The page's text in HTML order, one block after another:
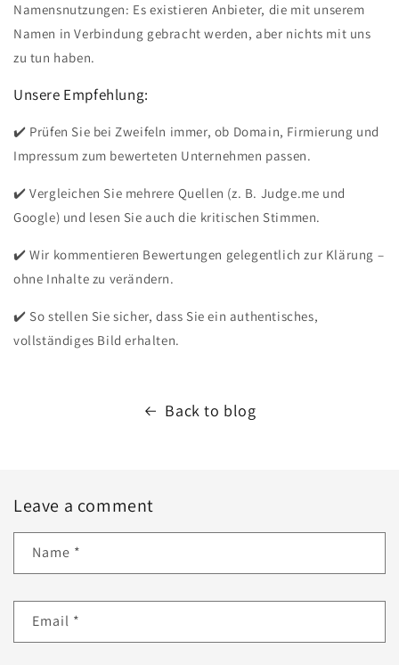
Namensnutzungen: Es existieren Anbieter, die mit unserem
Namen in Verbindung gebracht werden, aber nichts mit uns
zu tun haben.
Unsere Empfehlung:
✔️ Prüfen Sie bei Zweifeln immer, ob Domain, Firmierung und
Impressum zum bewerteten Unternehmen passen.
✔️ Vergleichen Sie mehrere Quellen (z. B. Judge.me und
Google) und lesen Sie auch die kritischen Stimmen.
✔️ Wir kommentieren Bewertungen gelegentlich zur Klärung –
ohne Inhalte zu verändern.
✔️ So stellen Sie sicher, dass Sie ein authentisches,
vollständiges Bild erhalten.
Back to blog
Leave a comment
Name *
Email *